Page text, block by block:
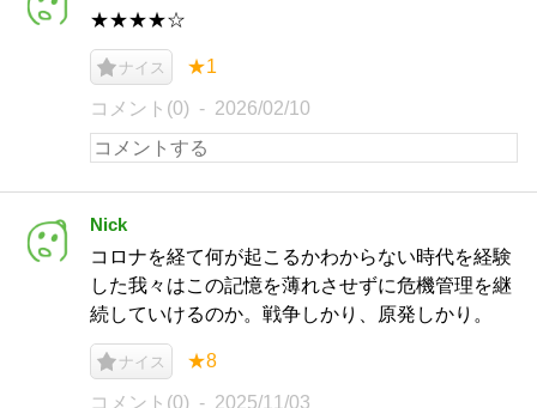
★★★★☆
ナイス ★1
コメント(0) 2026/02/10
Nick
コロナを経て何が起こるかわからない時代を経験
した我々はこの記憶を薄れさせずに危機管理を継
続していけるのか。戦争しかり、原発しかり。
ナイス ★8
コメント(0) 2025/11/03